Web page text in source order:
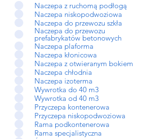
Naczepa z ruchomą podłogą
Naczepa niskopodwoziowa
Naczepa do przewozu szkła
Naczepa do przewozu
prefabrykatów betonowych
Naczepa plaforma
Naczepa kłonicowa
Naczepa z otwieranym bokiem
Naczepa chłodnia
Naczepa izoterma
Wywrotka do 40 m3
Wywrotka od 40 m3
Przyczepa kontenerowa
Przyczepa niskopodwoziowa
Rama podkontenerowa
Rama specjalistyczna